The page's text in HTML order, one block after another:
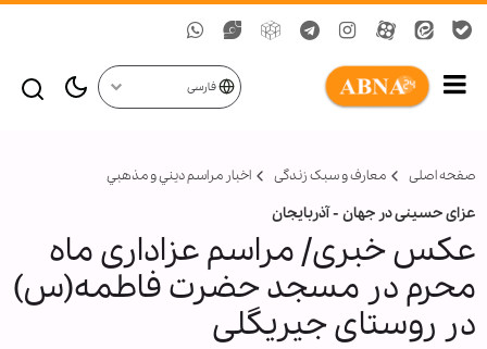
فارسی
صفحه اصلی معارف و سبک زندگی اخبار مراسم ديني و مذهبي
عزای حسینی در جهان - آذربایجان
عکس خبری/ مراسم عزاداری ماه
محرم در مسجد حضرت فاطمه(س)
در روستای جیریگلی